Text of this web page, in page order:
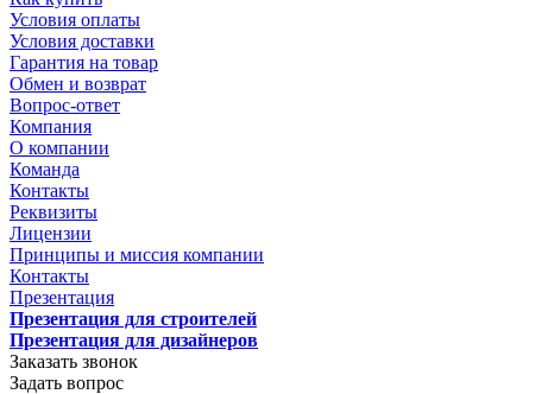
Условия оплаты
Условия доставки
Гарантия на товар
Обмен и возврат
Вопрос-ответ
Компания
О компании
Команда
Контакты
Реквизиты
Лицензии
Принципы и миссия компании
Контакты
Презентация
Презентация для строителей
Презентация для дизайнеров
Заказать звонок
Задать вопрос